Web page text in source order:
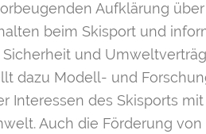
Aufklärung
beim Skisport und
Sicherheit und
dazu Modell- und
Interessen des Skisports
Auch die Förderung von